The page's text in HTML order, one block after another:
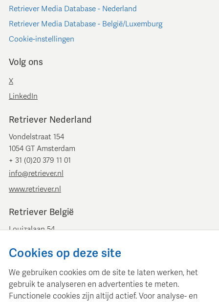
Retriever Media Database - Nederland
Retriever Media Database - België/Luxemburg
Cookie-instellingen
Volg ons
X
LinkedIn
Retriever Nederland
Vondelstraat 154
1054 GT Amsterdam
+ 31 (0)20 379 11 01
info@retriever.nl
www.retriever.nl
Retriever België
Louizalaan 54
+ 32 (0)2 893 00 52
www.retrievermedia.be
Cookies op deze site
We gebruiken cookies om de site te laten werken, het
gebruik te analyseren en advertenties te meten.
Functionele cookies zijn altijd actief. Voor analyse- en